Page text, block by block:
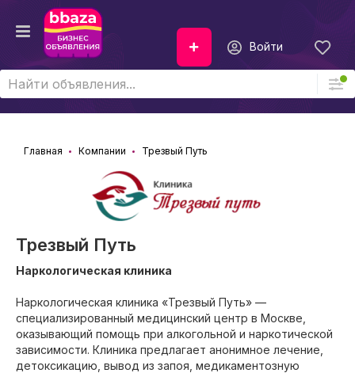
Войти
Главная Компании Трезвый Путь
Трезвый Путь
Наркологическая клиника
Наркологическая клиника «Трезвый Путь» —
специализированный медицинский центр в Москве,
оказывающий помощь при алкогольной и наркотической
зависимости. Клиника предлагает анонимное лечение,
детоксикацию, вывод из запоя, медикаментозную